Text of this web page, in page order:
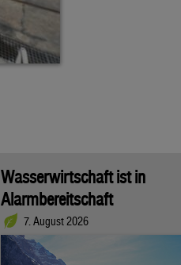
Wasserwirtschaft ist in
Alarmbereitschaft
7. August 2026